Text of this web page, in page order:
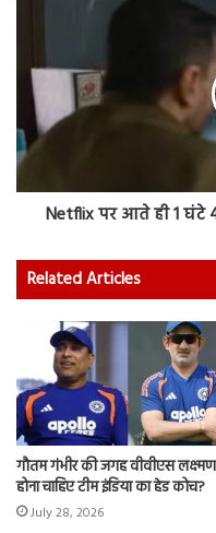
Netflix पर आते ही 1 घंटे
Related Articles
गौतम गंभीर की जगह वीवीएस
होना चाहिए टीम इंडिया का हेड कोच?
July 28, 2026